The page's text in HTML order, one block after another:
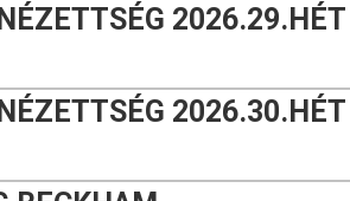
2026.29.HÉT
2026.30.HÉT